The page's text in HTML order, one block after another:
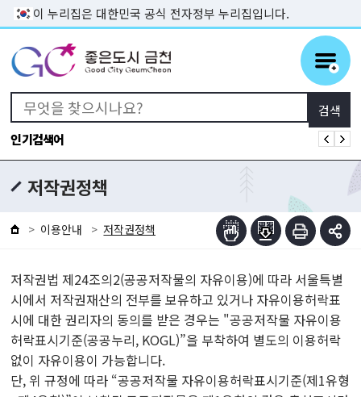
본문 바로가기
이 누리집은 대한민국 공식 전자정부 누리집입니다.
인기검색어
저작권정책
이용안내 저작권정책
저작권법 제24조의2(공공저작물의 자유이용)에 따라 서울특별
시에서 저작권재산의 전부를 보유하고 있거나 자유이용허락표
시에 대한 권리자의 동의를 받은 경우는 "공공저작물 자유이용
허락표시기준(공공누리, KOGL)”을 부착하여 별도의 이용허락
없이 자유이용이 가능합니다.
단, 위 규정에 따라 “공공저작물 자유이용허락표시기준(제1유형